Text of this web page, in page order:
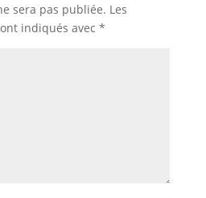
sera pas publiée. Les
indiqués avec *